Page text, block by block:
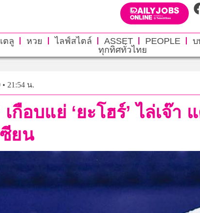
ตลู หวย ไลฟ์สไตล์ ASSET PEOPLE บ
ทุกทิศทั่วไทย
21:54 น.
กือบแย่ ‘ยะโฮร์’ ไล่เจ๊
ยน